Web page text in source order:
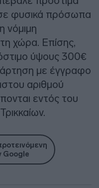
φυσικά πρόσωπα
νόμιμη
χώρα. Επίσης,
ύψους 300€
με έγγραφο
αριθμού
εντός του
Google